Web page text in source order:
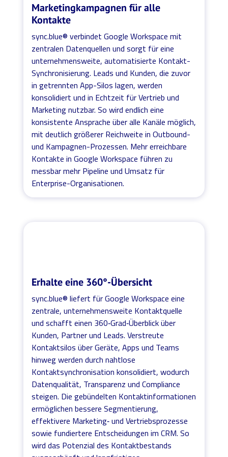
Marketingkampagnen für alle
Kontakte
sync.blue® verbindet Google Workspace mit
zentralen Datenquellen und sorgt für eine
unternehmensweite, automatisierte Kontakt-
Synchronisierung. Leads und Kunden, die zuvor
in getrennten App-Silos lagen, werden
konsolidiert und in Echtzeit für Vertrieb und
Marketing nutzbar. So wird endlich eine
konsistente Ansprache über alle Kanäle möglich,
mit deutlich größerer Reichweite in Outbound-
und Kampagnen-Prozessen. Mehr erreichbare
Kontakte in Google Workspace führen zu
messbar mehr Pipeline und Umsatz für
Enterprise-Organisationen.
Erhalte eine 360°-Übersicht
sync.blue® liefert für Google Workspace eine
zentrale, unternehmensweite Kontaktquelle
und schafft einen 360‑Grad‑Überblick über
Kunden, Partner und Leads. Verstreute
Kontaktsilos über Geräte, Apps und Teams
hinweg werden durch nahtlose
Kontaktsynchronisation konsolidiert, wodurch
Datenqualität, Transparenz und Compliance
steigen. Die gebündelten Kontaktinformationen
ermöglichen bessere Segmentierung,
effektivere Marketing‑ und Vertriebsprozesse
sowie fundiertere Entscheidungen im CRM. So
wird das Potenzial des Kontaktbestands